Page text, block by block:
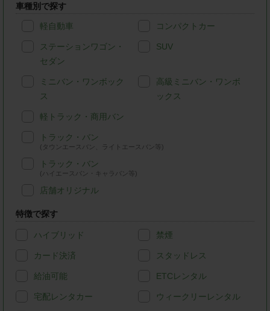
車種別で探す
軽自動車 コンパクトカー
ステーションワゴン・
セダン
SUV
ミニバン・ワンボック
ス
高級ミニバン・ワンボ
ックス
軽トラック・商用バン
トラック・バン
(タウンエースバン、ライトエースバン等)
トラック・バン
(ハイエースバン・キャラバン等)
店舗オリジナル
特徴で探す
ハイブリッド 禁煙
カード決済 スタッドレス
給油可能 ETCレンタル
宅配レンタカー ウィークリーレンタル